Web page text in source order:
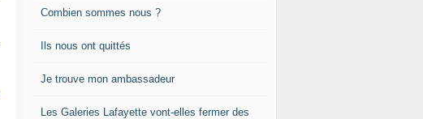
Combien sommes nous ?
Ils nous ont quittés
Je trouve mon ambassadeur
Les Galeries Lafayette vont-elles fermer des